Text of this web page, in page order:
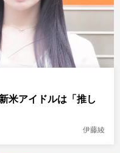
米アイドルは「推し
伊藤綾